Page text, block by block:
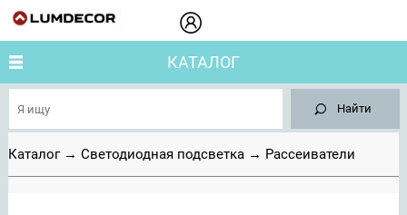
Найти
КАТАЛОГ
Каталог→ Светодиодная подсветка → Рассеиватели